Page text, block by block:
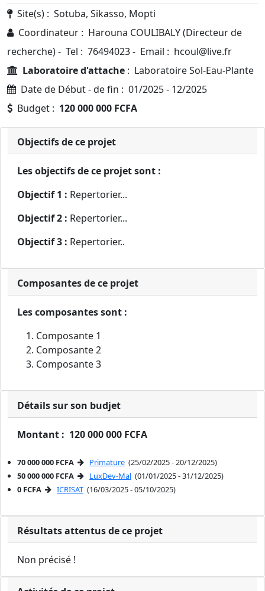
Site(s) : Sotuba, Sikasso, Mopti
Coordinateur : Harouna COULIBALY (Directeur de
recherche) - Tel : 76494023 - Email : hcoul@live.fr
Laboratoire d'attache : Laboratoire Sol-Eau-Plante
Date de Début - de fin : 01/2025 - 12/2025
Budget : 120 000 000 FCFA
Objectifs de ce projet
Les objectifs de ce projet sont :
Objectif 1 : Repertorier...
Objectif 2 : Repertorier...
Objectif 3 : Repertorier..
Composantes de ce projet
Les composantes sont :
Composante 1
Composante 2
Composante 3
Détails sur son budjet
Montant : 120 000 000 FCFA
70 000 000 FCFA Primature (25/02/2025 - 20/12/2025)
50 000 000 FCFA
LuxDev-Mal (01/01/2025 - 31/12/2025)
0 FCFA
ICRISAT (16/03/2025 - 05/10/2025)
Résultats attentus de ce projet
Non précisé !